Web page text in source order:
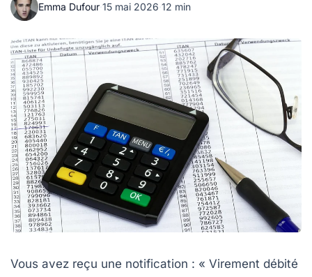
Emma Dufour·15 mai 2026·12 min
Vous avez reçu une notification : « Virement débité